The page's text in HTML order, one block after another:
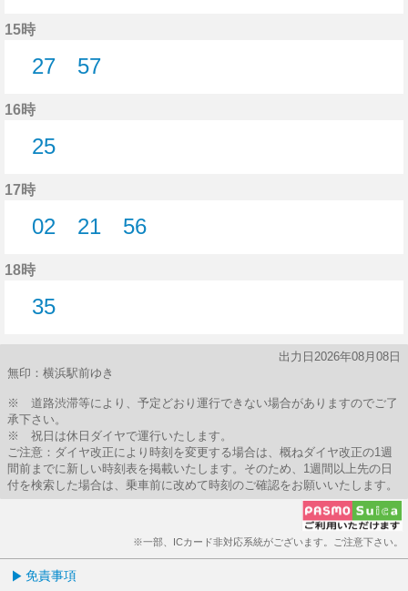
15時
27
57
16時
25
17時
02
21
56
18時
35
出力日2026年08月08日
無印：横浜駅前ゆき
※ 道路渋滞等により、予定どおり運行できない場合がありますのでご了
承下さい。
※ 祝日は休日ダイヤで運行いたします。
ご注意：ダイヤ改正により時刻を変更する場合は、概ねダイヤ改正の1週
間前までに新しい時刻表を掲載いたします。そのため、1週間以上先の日
付を検索した場合は、乗車前に改めて時刻のご確認をお願いいたします。
※一部、ICカード非対応系統がございます。ご注意下さい。
免責事項